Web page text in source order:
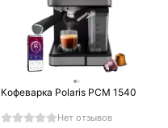
Кофеварка Polaris PCM 1540
Нет отзывов